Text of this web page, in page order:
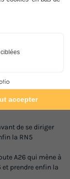
de se diriger
la RN5
A26 qui mène à
et prendre enfin la